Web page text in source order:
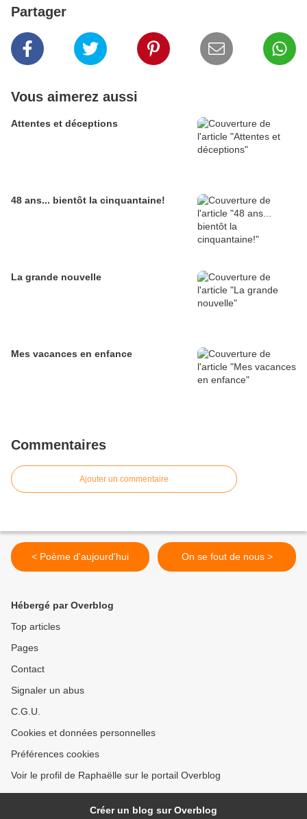
Partager
Vous aimerez aussi
Attentes et déceptions
48 ans... bientôt la cinquantaine!
La grande nouvelle
Mes vacances en enfance
Commentaires
Ajouter un commentaire
< Poème d'aujourd'hui On se fout de nous >
Hébergé par Overblog
Top articles
Pages
Contact
Signaler un abus
C.G.U.
Cookies et données personnelles
Préférences cookies
Voir le profil de Raphaëlle sur le portail Overblog
Créer un blog sur Overblog